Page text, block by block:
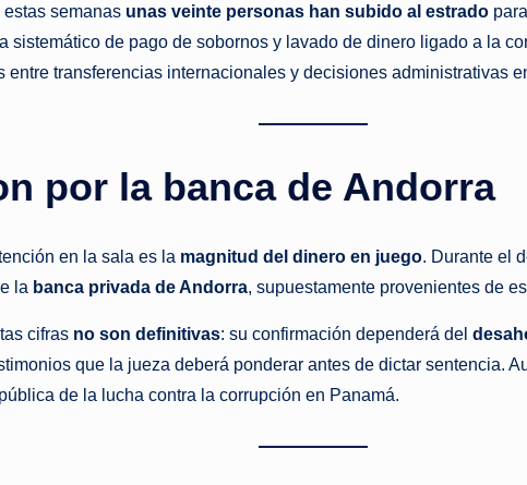
a
l
i
n
t
n
t
e
semanas unas veinte personas han subido al estrado
sistemático de pago de sobornos y lavado de dinero ligado a la
entre transferencias internacionales y decisiones administrativas
por la banca de Andorra
en la sala es la magnitud del dinero en juego. Durante el
la banca privada de Andorra, supuestamente provenientes de
cifras no son definitivas: su confirmación dependerá del
que la jueza deberá ponderar antes de dictar sentencia.
de la lucha contra la corrupción en Panamá.